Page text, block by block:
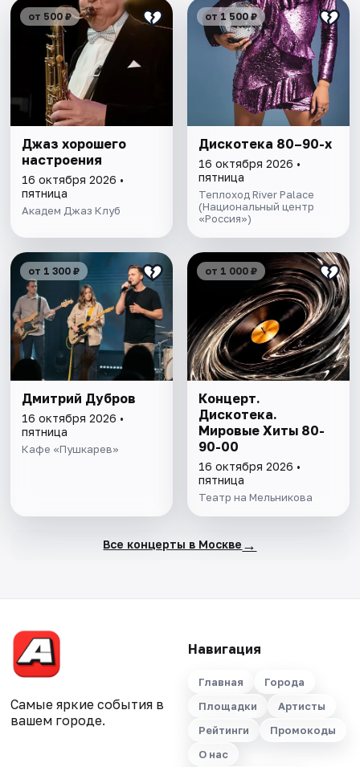
от 500 ₽
Джаз хорошего
настроения
16 октября 2026 •
пятница
Академ Джаз Клуб
от 1 500 ₽
Дискотека 80–90-х
16 октября 2026 •
пятница
Теплоход River Palace
(Национальный центр
«Россия»)
от 1 300 ₽
Дмитрий Дубров
16 октября 2026 •
пятница
Кафе «Пушкарев»
от 1 000 ₽
Концерт.
Дискотека.
Мировые Хиты 80-
90-00
16 октября 2026 •
пятница
Театр на Мельникова
Все концерты в Москве →
Самые яркие события в
вашем городе.
Навигация
Главная
Города
Площадки
Артисты
Рейтинги
Промокоды
О нас